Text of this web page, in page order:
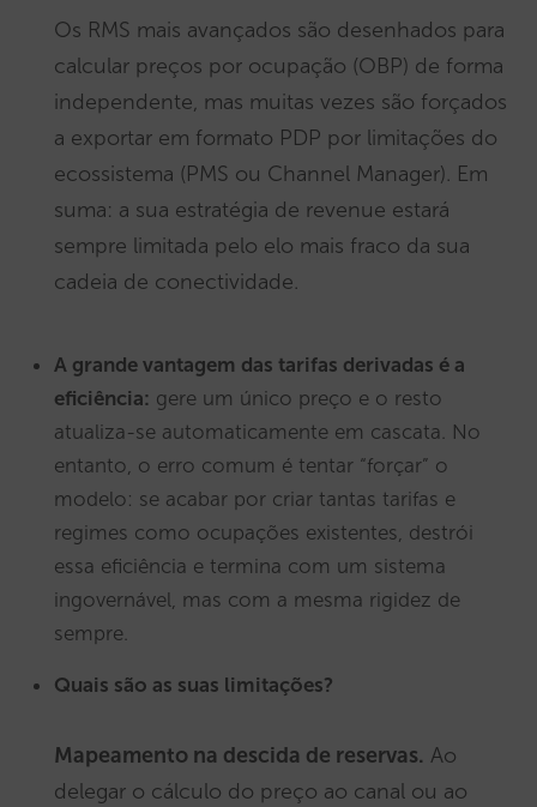
Os RMS mais avançados são desenhados para
calcular preços por ocupação (OBP) de forma
independente, mas muitas vezes são forçados
a exportar em formato PDP por limitações do
ecossistema (PMS ou Channel Manager). Em
suma: a sua estratégia de revenue estará
sempre limitada pelo elo mais fraco da sua
cadeia de conectividade.
A grande vantagem das tarifas derivadas é a
eficiência: gere um único preço e o resto
atualiza-se automaticamente em cascata. No
entanto, o erro comum é tentar “forçar” o
modelo: se acabar por criar tantas tarifas e
regimes como ocupações existentes, destrói
essa eficiência e termina com um sistema
ingovernável, mas com a mesma rigidez de
sempre.
Quais são as suas limitações?
Mapeamento na descida de reservas. Ao
delegar o cálculo do preço ao canal ou ao